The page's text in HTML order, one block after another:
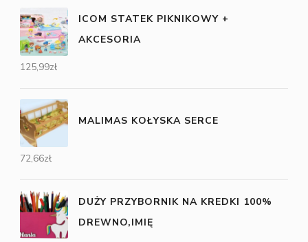
ICOM STATEK PIKNIKOWY +
AKCESORIA
125,99zł
MALIMAS KOŁYSKA SERCE
72,66zł
DUŻY PRZYBORNIK NA KREDKI 100%
DREWNO,IMIĘ